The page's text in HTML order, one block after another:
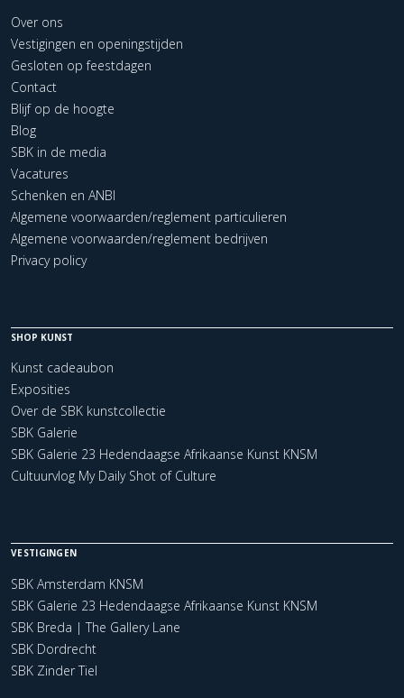
Over ons
Vestigingen en openingstijden
Gesloten op feestdagen
Contact
Blijf op de hoogte
Blog
SBK in de media
Vacatures
Schenken en ANBI
Algemene voorwaarden/reglement particulieren
Algemene voorwaarden/reglement bedrijven
Privacy policy
SHOP KUNST
Kunst cadeaubon
Exposities
Over de SBK kunstcollectie
SBK Galerie
SBK Galerie 23 Hedendaagse Afrikaanse Kunst KNSM
Cultuurvlog My Daily Shot of Culture
VESTIGINGEN
SBK Amsterdam KNSM
SBK Galerie 23 Hedendaagse Afrikaanse Kunst KNSM
SBK Breda | The Gallery Lane
SBK Dordrecht
SBK Zinder Tiel